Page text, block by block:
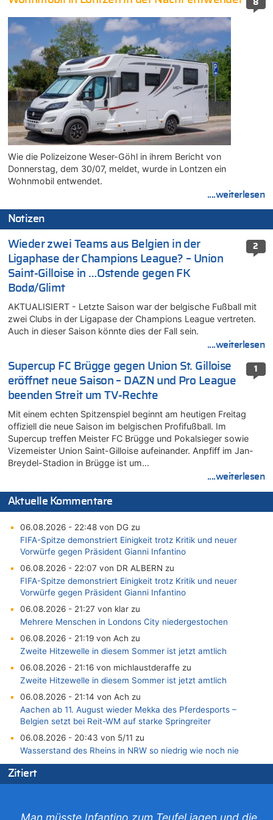
8
Wie die Polizeizone Weser-Göhl in ihrem Bericht von
Donnerstag, dem 30/07, meldet, wurde in Lontzen ein
Wohnmobil entwendet.
....weiterlesen
Notizen
2
Wieder zwei Teams aus Belgien in der
Ligaphase der Champions League? – Union
Saint-Gilloise in …Ostende gegen FK
Bodø/Glimt
AKTUALISIERT - Letzte Saison war der belgische Fußball mit
zwei Clubs in der Ligapase der Champions League vertreten.
Auch in dieser Saison könnte dies der Fall sein.
....weiterlesen
1
Supercup FC Brügge gegen Union St. Gilloise
eröffnet neue Saison – DAZN und Pro League
beenden Streit um TV-Rechte
Mit einem echten Spitzenspiel beginnt am heutigen Freitag
offiziell die neue Saison im belgischen Profifußball. Im
Supercup treffen Meister FC Brügge und Pokalsieger sowie
Vizemeister Union Saint-Gilloise aufeinander. Anpfiff im Jan-
Breydel-Stadion in Brügge ist um…
....weiterlesen
Aktuelle Kommentare
06.08.2026 - 22:48 von DG zu
FIFA-Spitze demonstriert Einigkeit trotz Kritik und neuer
Vorwürfe gegen Präsident Gianni Infantino
06.08.2026 - 22:07 von DR ALBERN zu
FIFA-Spitze demonstriert Einigkeit trotz Kritik und neuer
Vorwürfe gegen Präsident Gianni Infantino
06.08.2026 - 21:27 von klar zu
Mehrere Menschen in Londons City niedergestochen
06.08.2026 - 21:19 von Ach zu
Zweite Hitzewelle in diesem Sommer ist jetzt amtlich
06.08.2026 - 21:16 von michlaustderaffe zu
Zweite Hitzewelle in diesem Sommer ist jetzt amtlich
06.08.2026 - 21:14 von Ach zu
Aachen ab 11. August wieder Mekka des Pferdesports –
Belgien setzt bei Reit-WM auf starke Springreiter
06.08.2026 - 20:43 von 5/11 zu
Wasserstand des Rheins in NRW so niedrig wie noch nie
06.08.2026 - 20:35 von Wolfgang2 zu
Zurück an den Rhein: Hendrich wechselt zum 1. FC Köln
Zitiert